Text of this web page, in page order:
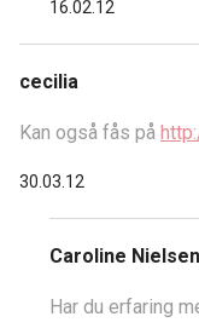
16.02.12
cecilia
Kan også fås på
30.03.12
Caroline Nielsen
Har du erfaring